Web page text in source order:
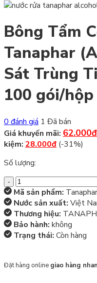
Bông Tẩm
Tanaphar
Sát Trùng
100 gói/hộp
0 đánh giá 1 Đã bán
Giá khuyến mãi: 62.000đ
kiệm: 28.000đ (-31%)
Số lượng:
Bông
Tẩm
Cồn
Khô
Tanaphar
(Alcohol
Trùng
Mã sản phẩm:
Nước sản xuất: Việt
Thương hiệu:
Bảo hành: không
Trạng thái: Còn hàng
Đặt hàng online giao hàng